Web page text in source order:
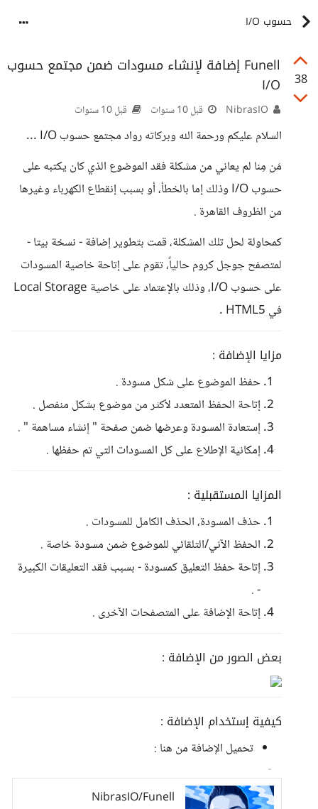
حسوب I/O
38
Funell إضافة لإنشاء مسودات ضمن مجتمع حسوب
I/O
قبل 10 سنوات قبل 10 سنوات
السلام عليكم ورحمة الله وبركاته رواد مجتمع حسوب I/O ...
مَن مِنا لم يعاني من مشكلة فقد الموضوع الذي كان يكتبه على
حسوب I/O وذلك إما بالخطأ، أو بسبب إنقطاع الكهرباء وغيرها
من الظروف القاهرة .
كمحاولة لحل تلك المشكلة، قمت بتطوير إضافة - نسخة بيتا -
لمتصفح جوجل كروم حالياً، تقوم على إتاحة خاصية المسودات
على حسوب I/O، وذلك بالإعتماد على خاصية Local Storage
في HTML5 .
مزايا الإضافة :
حفظ الموضوع على شكل مسودة .
إتاحة الحفظ المتعدد لأكثر من موضوع بشكل منفصل .
إستعادة المسودة وعرضها ضمن صفحة " إنشاء مساهمة " .
إمكانية الإطلاع على كل المسودات التي تم حفظها .
المزايا المستقبلية :
حذف المسودة، الحذف الكامل للمسودات .
الحفظ الآني/التلقائي للموضوع ضمن مسودة خاصة .
إتاحة حفظ التعليق كمسودة - بسبب فقد التعليقات الكبيرة
- .
إتاحة الإضافة على المتصفحات الآخرى .
بعض الصور من الإضافة :
كيفية إستخدام الإضافة :
تحميل الإضافة من هنا :
NibrasIO/Funell